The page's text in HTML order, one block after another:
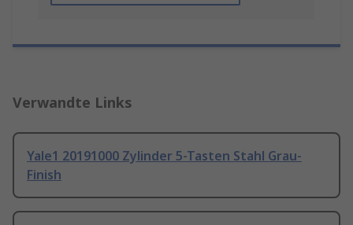
Verwandte Links
Yale1 20191000 Zylinder 5-Tasten Stahl Grau-
Finish